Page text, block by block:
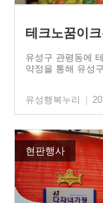
테크노꿈이
유성구 관평동에
약정을 통해 유성
유성행복누리
현판행사